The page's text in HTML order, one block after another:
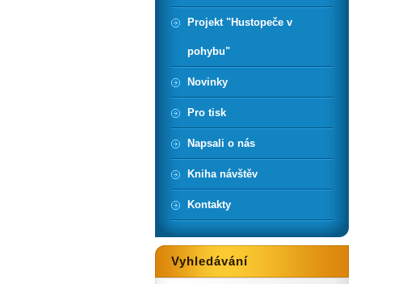
Projekt "Hustopeče v
pohybu"
Novinky
Pro tisk
Napsali o nás
Kniha návštěv
Kontakty
Vyhledávání